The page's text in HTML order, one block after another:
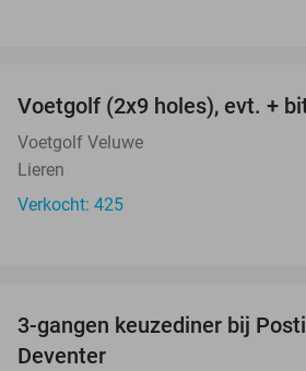
Voetgolf (2x9 holes), evt. +
Voetgolf Veluwe
Lieren
Verkocht: 425
3-gangen keuzediner bij
Deventer